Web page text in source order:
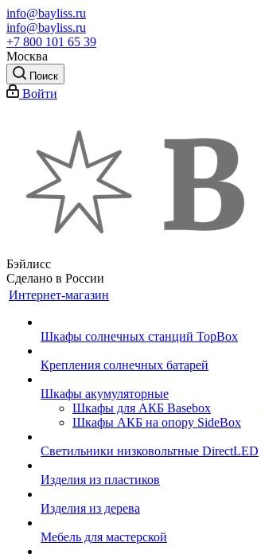
info@bayliss.ru
info@bayliss.ru
+7 800 101 65 39
Москва
Поиск
Войти
Бэйлисс
Сделано в России
Интернет-магазин
Шкафы солнечных станций TopBox
Крепления солнечных батарей
Шкафы акумуляторные
Шкафы для АКБ Basebox
Шкафы АКБ на опору SideBox
Светильники низковольтные DirectLED
Изделия из пластиков
Изделия из дерева
Мебель для мастерской